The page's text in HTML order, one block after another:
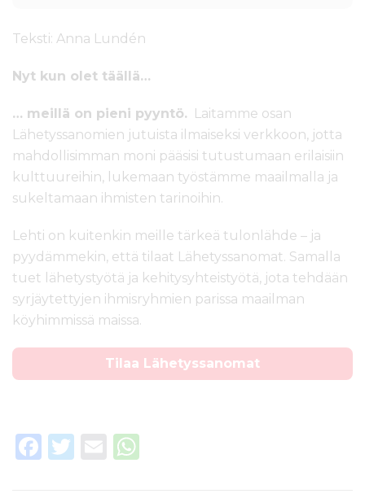
Teksti: Anna Lundén
Nyt kun olet täällä…
… meillä on pieni pyyntö. Laitamme osan
Lähetyssanomien jutuista ilmaiseksi verkkoon, jotta
mahdollisimman moni pääsisi tutustumaan erilaisiin
kulttuureihin, lukemaan työstämme maailmalla ja
sukeltamaan ihmisten tarinoihin.
Lehti on kuitenkin meille tärkeä tulonlähde – ja
pyydämmekin, että tilaat Lähetyssanomat. Samalla
tuet lähetystyötä ja kehitysyhteistyötä, jota tehdään
syrjäytettyjen ihmisryhmien parissa maailman
köyhimmissä maissa.
Tilaa Lähetyssanomat
F
T
E